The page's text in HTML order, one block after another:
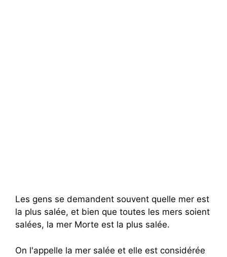
Les gens se demandent souvent quelle mer est
la plus salée, et bien que toutes les mers soient
salées, la mer Morte est la plus salée.
On l'appelle la mer salée et elle est considérée